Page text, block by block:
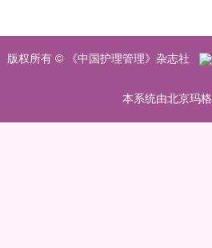
版权所有 © 《中国护理管理》杂志社
本系统由北京玛